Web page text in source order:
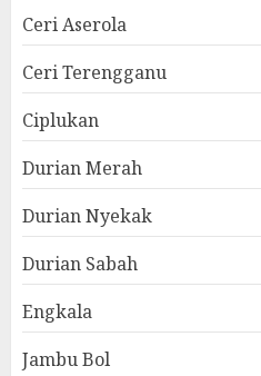
Ceri Aserola
Ceri Terengganu
Ciplukan
Durian Merah
Durian Nyekak
Durian Sabah
Engkala
Jambu Bol